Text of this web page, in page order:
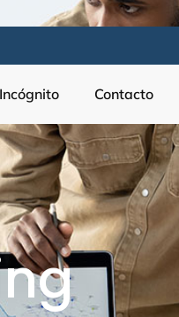
Contacto